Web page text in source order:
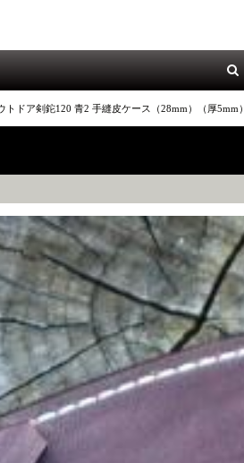
トドア剣鉈120 青2 手縫皮ケース（28mm）（厚5mm）